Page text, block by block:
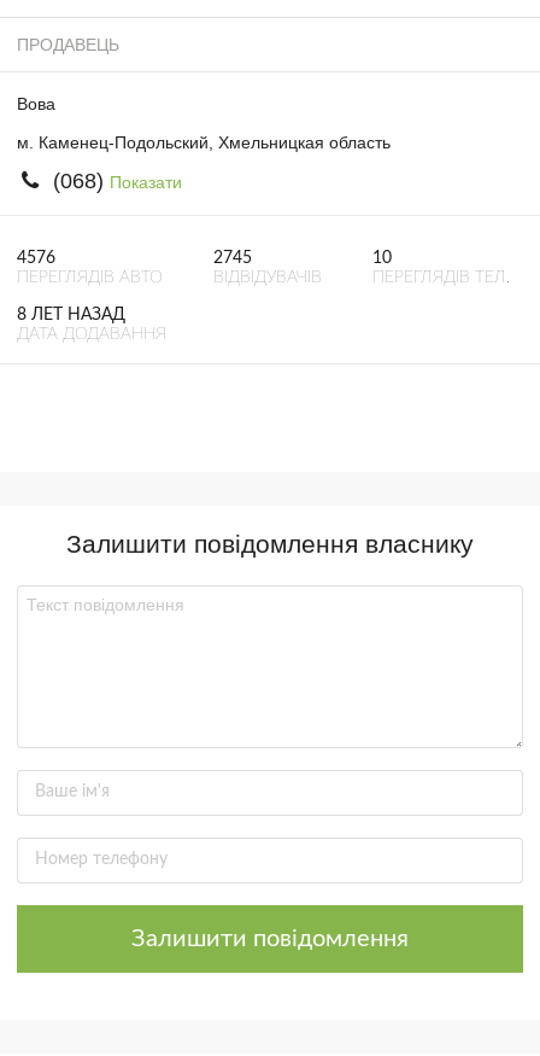
ПРОДАВЕЦЬ
Вова
м. Каменец-Подольский, Хмельницкая область
(068) Показати
4576
ПЕРЕГЛЯДІВ АВТО
2745
ВІДВІДУВАЧІВ
10
ПЕРЕГЛЯДІВ ТЕЛ.
8 ЛЕТ НАЗАД
ДАТА ДОДАВАННЯ
Залишити повідомлення власнику
Залишити повідомлення